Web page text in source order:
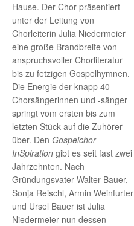
Hause. Der Chor präsentiert
unter der Leitung von
Chorleiterin Julia Niedermeier
eine große Brandbreite von
anspruchsvoller Chorliteratur
bis zu fetzigen Gospelhymnen.
Die Energie der knapp 40
Chorsängerinnen und -sänger
springt vom ersten bis zum
letzten Stück auf die Zuhörer
über. Den Gospelchor
InSpiration gibt es seit fast zwei
Jahrzehnten. Nach
Gründungsvater Walter Bauer,
Sonja Reischl, Armin Weinfurter
und Ursel Bauer ist Julia
Niedermeier nun dessen